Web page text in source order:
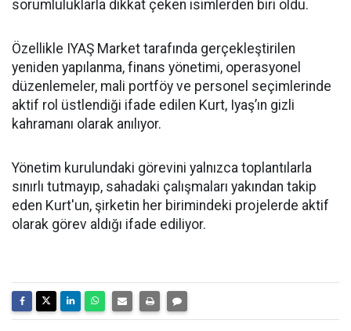
sorumluluklarla dikkat çeken isimlerden biri oldu.
Özellikle IYAŞ Market tarafında gerçekleştirilen
yeniden yapılanma, finans yönetimi, operasyonel
düzenlemeler, mali portföy ve personel seçimlerinde
aktif rol üstlendiği ifade edilen Kurt, Iyaş’ın gizli
kahramanı olarak anılıyor.
Yönetim kurulundaki görevini yalnızca toplantılarla
sınırlı tutmayıp, sahadaki çalışmaları yakından takip
eden Kurt'un, şirketin her birimindeki projelerde aktif
olarak görev aldığı ifade ediliyor.